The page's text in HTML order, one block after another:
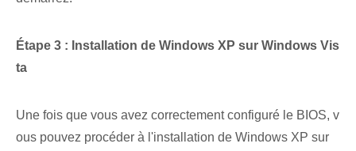
Étape 3 : Installation de Windows XP sur Windows Vis
ta
Une fois que vous avez correctement configuré le BIOS, v
ous pouvez procéder à l'installation⁢ de Windows XP sur‍